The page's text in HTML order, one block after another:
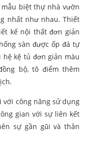
biệt thự nhà vườn
nhất như nhau. Thiết
kế nội thất đơn giản
sàn được ốp đá tự
kệ tủ đơn giản màu
bộ, tô điểm thêm
công năng sử dụng
gian với sự liên kết
sự gần gũi và thân